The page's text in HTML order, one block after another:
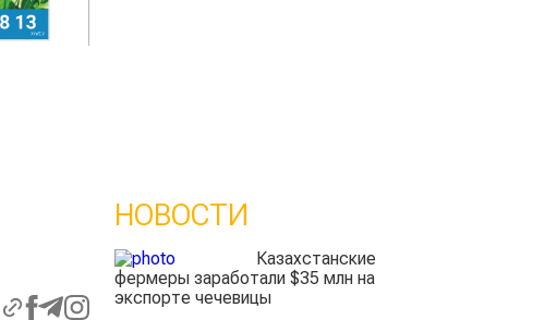
НОВОСТИ
Казахстанские
фермеры заработали $35 млн на
экспорте чечевицы